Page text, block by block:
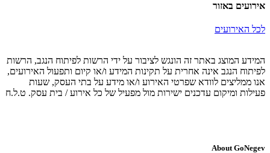
אירועים באזור
לכל האירועים
המידע המוצג באתר זה הונגש לציבור על ידי הרשות לפיתוח הנגב, הרשות
לפיתוח הנגב אינה אחרית על תקינות המידע ו/או קיום ותפעול האירועים,
אנו ממליצים לוודא שפרטי האירוע ו/או מידע על בתי העסק, שעות
פעילות ומיקום עדכנים ישירות מול מפעיל של כל אירוע / בית עסק. ט.ל.ח
About GoNegev